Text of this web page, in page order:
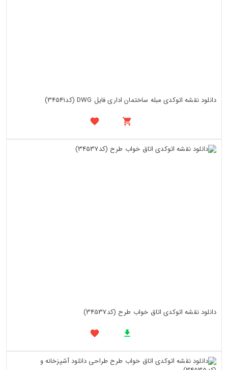
دانلود نقشه اتوکدی مبله ساختمان اداری فایل DWG (کد34541)
دانلود نقشه اتوکدی اتاق خواب طرح (کد34537)